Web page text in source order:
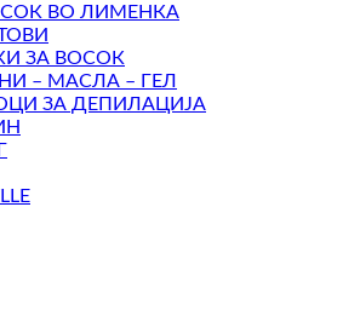
ВО ЛИМЕНКА
ЗА ВОСОК
– МАСЛА – ГЕЛ
ЗА ДЕПИЛАЦИЈА